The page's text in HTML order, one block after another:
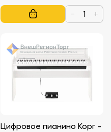
− +
Цифровое пианино Корг -